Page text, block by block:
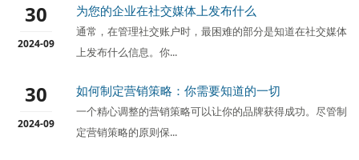
30
2024-09
为您的企业在社交媒体上发布什么
通常，在管理社交账户时，最困难的部分是知道在社交媒体
上发布什么信息。你...
30
2024-09
如何制定营销策略：你需要知道的一切
一个精心调整的营销策略可以让你的品牌获得成功。尽管制
定营销策略的原则保...